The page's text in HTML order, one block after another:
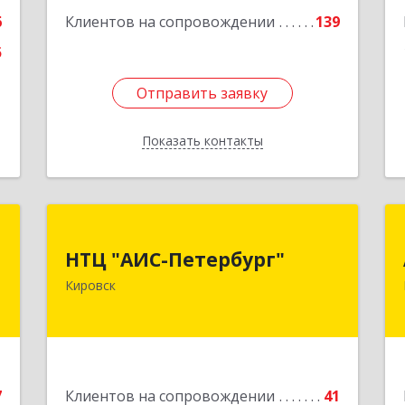
Клиентов на сопровождении 139
Отправить заявку
Показать контакты
Подробнее
Отправить заявку
Назад
НТЦ "АИС-Петербург"
Кировск
Клиентов на сопровождении 41
187342, Ленинградская обл, Кировск г,
р-н Кировский, Новая ул, дом № 5, а/я